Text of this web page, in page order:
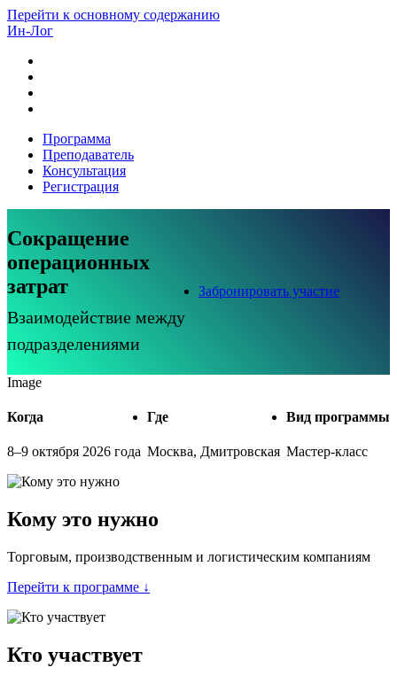
Перейти к основному содержанию
Ин-Лог
Программа
Преподаватель
Консультация
Регистрация
Сокращение
операционных
затрат
Взаимодействие между
подразделениями
Забронировать участие
Image
Когда
8–9 октября 2026 года
Где
Москва, Дмитровская
Вид программы
Мастер-класс
Кому это нужно
Торговым, производственным и логистическим компаниям
Перейти к программе ↓
Кто участвует